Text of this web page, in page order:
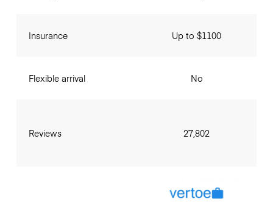
Insurance
Flexible arrival
Reviews
Up to $1100
No
27,802